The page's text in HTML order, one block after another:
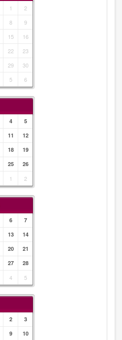
1
2
8
9
15
16
22
23
29
30
5 6
4
5
11
12
18
19
25
26
1 2
6
7
13
14
20
21
27
28
4 5
2
3
9
10